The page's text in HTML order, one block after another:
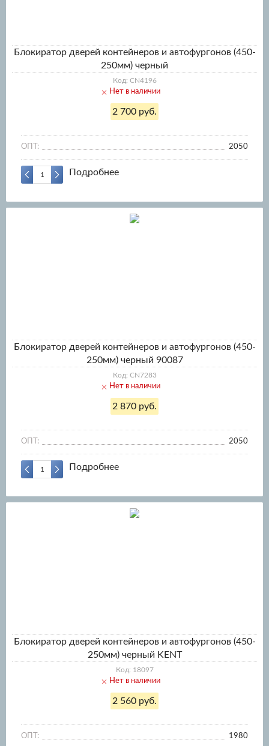
Блокиратор дверей контейнеров и автофургонов (450-
250мм) черный
Код: CN4196
Нет в наличии
2 700 руб.
ОПТ: 2050
Подробнее
Блокиратор дверей контейнеров и автофургонов (450-
250мм) черный 90087
Код: CN7283
Нет в наличии
2 870 руб.
ОПТ: 2050
Подробнее
Блокиратор дверей контейнеров и автофургонов (450-
250мм) черный KENT
Код: 18097
Нет в наличии
2 560 руб.
ОПТ: 1980